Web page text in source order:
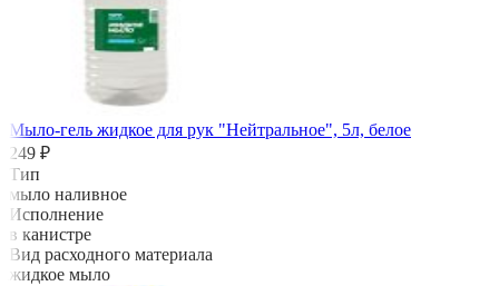
Мыло-гель жидкое для рук "Нейтральное", 5л, белое
249 ₽
Тип
мыло наливное
Исполнение
в канистре
Вид расходного материала
жидкое мыло